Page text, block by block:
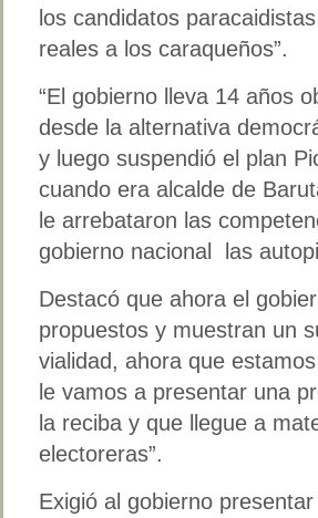
los candidatos
reales a los caraqueños”.
“El gobierno lleva 14 años
desde la alternativa
y luego suspendió el plan
cuando era alcalde de
le arrebataron las
gobierno nacional las
Destacó que ahora el
propuestos y muestran un
vialidad, ahora que
le vamos a presentar una
la reciba y que llegue a
electoreras”.
Exigió al gobierno